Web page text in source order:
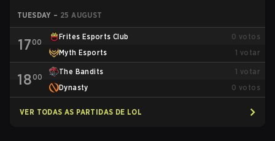
TUESDAY – 25 AUGUST
1700
Frites Esports Club 0 votos
Myth Esports
1 votar
1800
The Bandits 1 votar
Dynasty
0 votos
VER TODAS AS PARTIDAS DE LOL